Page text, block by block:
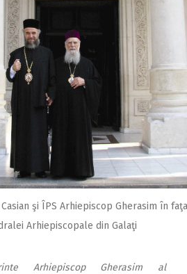
şi ÎPS Arhiepiscop Gherasim în faţa
Arhiepiscopale din Galaţi
Arhiepiscop Gherasim al